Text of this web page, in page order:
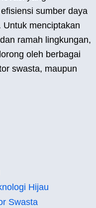
sumber daya
menciptakan
ramah lingkungan,
oleh berbagai
swasta, maupun
Hijau
Swasta